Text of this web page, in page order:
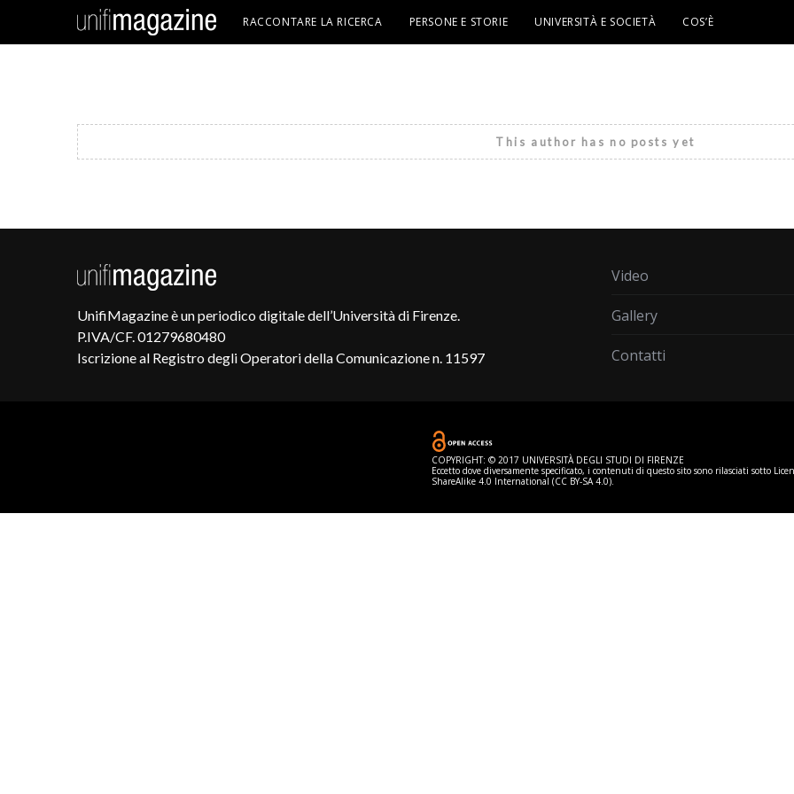
RACCONTARE LA RICERCA PERSONE E STORIE UNIVERSITÀ E SOCIETÀ COS’È
This author has no posts yet
UnifiMagazine è un periodico digitale dell’Università di Firenze.
P.IVA/CF. 01279680480
Iscrizione al Registro degli Operatori della Comunicazione n. 11597
Video
Gallery
Contatti
COPYRIGHT: © 2017 UNIVERSITÀ DEGLI STUDI DI FIRENZE
Eccetto dove diversamente specificato, i contenuti di questo sito sono rilasciati sotto
ShareAlike 4.0 International (CC BY-SA 4.0).